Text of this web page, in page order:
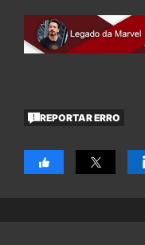
REPORTAR ERRO